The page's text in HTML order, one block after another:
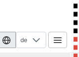
de